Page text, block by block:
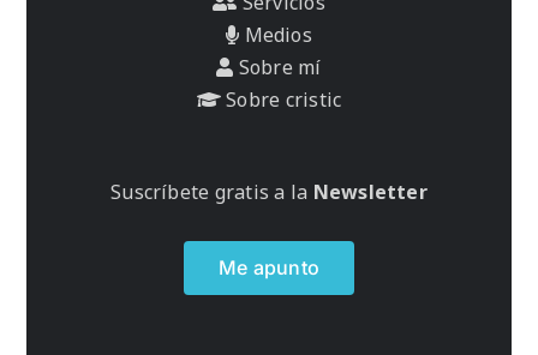
Medios
Sobre mí
Sobre cristic
Suscríbete gratis a la Newsletter
Me apunto